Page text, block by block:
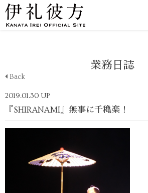
業務日誌
Back
2019.01.30 UP
『SHIRANAMI』無事に千穐楽！